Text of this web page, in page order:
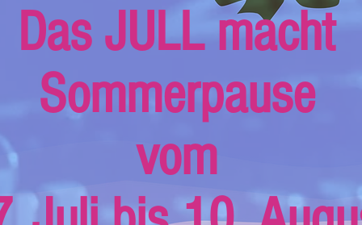
Das JULL macht
Sommerpause
vom